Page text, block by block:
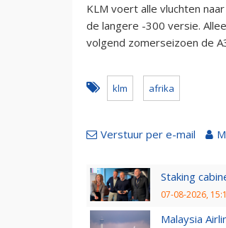
KLM voert alle vluchten
de langere -300 versie.
volgend zomerseizoen de
klm afrika
Verstuur per e-mail
Staking
07-08-2026,
Malaysia